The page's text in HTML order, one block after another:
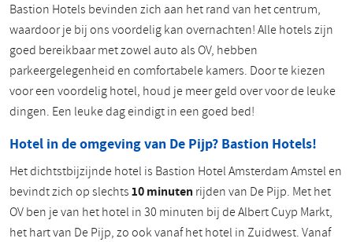
Bastion Hotels bevinden zich aan het rand van het centrum,
waardoor je bij ons voordelig kan overnachten! Alle hotels zijn
goed bereikbaar met zowel auto als OV, hebben
parkeergelegenheid en comfortabele kamers. Door te kiezen
voor een voordelig hotel, houd je meer geld over voor de leuke
dingen. Een leuke dag eindigt in een goed bed!
Hotel in de omgeving van De Pijp? Bastion Hotels!
Het dichtstbijzijnde hotel is Bastion Hotel Amsterdam Amstel en
bevindt zich op slechts10 minuten rijden van De Pijp. Met het
OV ben je van het hotel in 30 minuten bij de Albert Cuyp Markt,
het hart van De Pijp, zo ook vanaf het hotel in Zuidwest. Vanaf